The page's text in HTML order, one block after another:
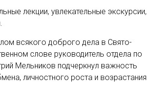
лекции, увлекательные экскурсии,
всякого доброго дела в Свято-
слове руководитель отдела по
Мельников подчеркнул важность
личностного роста и возрастания